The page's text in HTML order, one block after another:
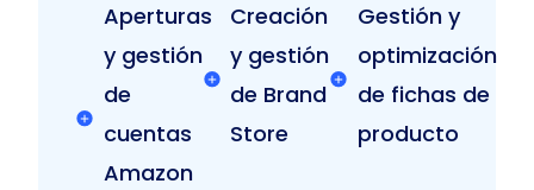
Aperturas
y gestión
de
cuentas
Amazon
Creación
y gestión
de Brand
Store
Gestión y
optimización
de fichas de
producto